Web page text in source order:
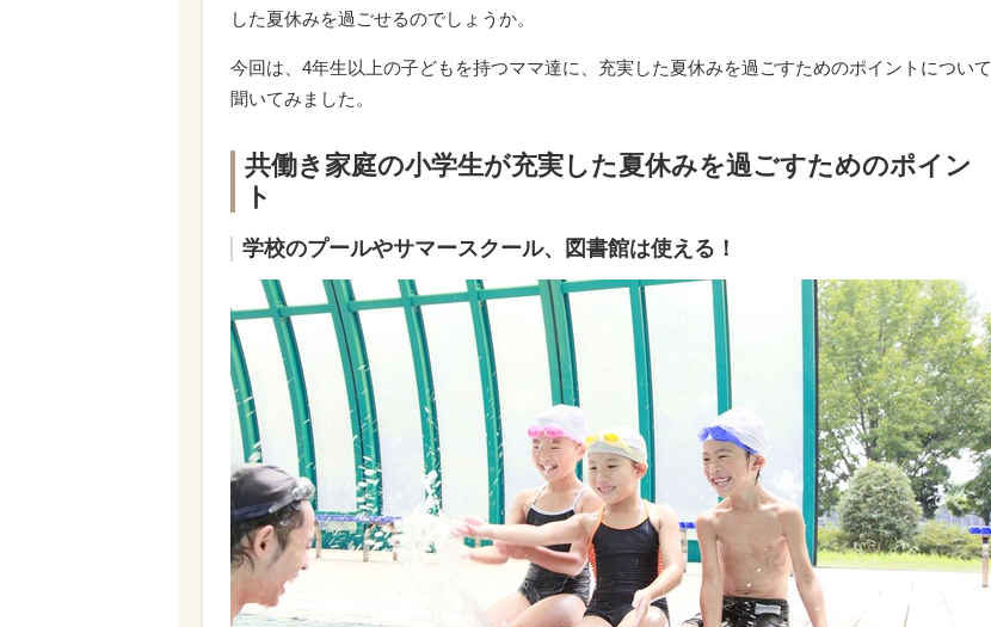
した夏休みを過ごせるのでしょうか。
今回は、4年生以上の子どもを持つママ達に、充実した夏休みを過ごすためのポイントについて
聞いてみました。
共働き家庭の小学生が充実した夏休みを過ごすためのポイン
ト
学校のプールやサマースクール、図書館は使える！